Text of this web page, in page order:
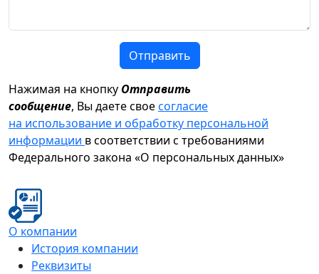
Отправить
Нажимая на кнопку Отправить
сообщение, Вы даете своесогласие
на использование и обработку персональной
информации в соответствии с требованиями
Федерального закона «О персональных данных»
О компании
История компании
Реквизиты